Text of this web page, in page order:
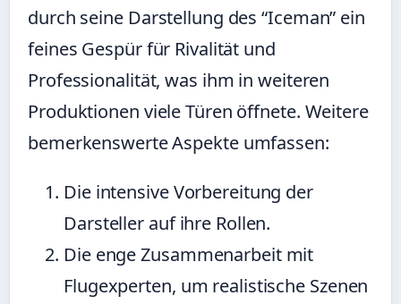
durch seine Darstellung des “Iceman” ein
feines Gespür für Rivalität und
Professionalität, was ihm in weiteren
Produktionen viele Türen öffnete. Weitere
bemerkenswerte Aspekte umfassen:
Die intensive Vorbereitung der
Darsteller auf ihre Rollen.
Die enge Zusammenarbeit mit
Flugexperten, um realistische Szenen